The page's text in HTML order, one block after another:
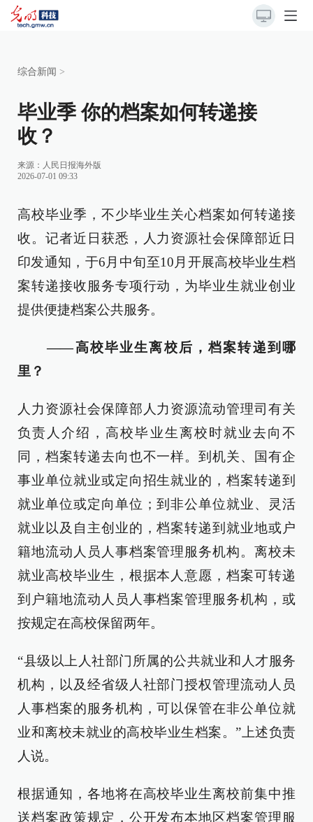
综合新闻 >
毕业季 你的档案如何转递接
收？
来源： 人民日报海外版
2026-07-01 09:33
高校毕业季，不少毕业生关心档案如何转递接
收。记者近日获悉，人力资源社会保障部近日
印发通知，于6月中旬至10月开展高校毕业生档
案转递接收服务专项行动，为毕业生就业创业
提供便捷档案公共服务。
——高校毕业生离校后，档案转递到哪
里？
人力资源社会保障部人力资源流动管理司有关
负责人介绍，高校毕业生离校时就业去向不
同，档案转递去向也不一样。到机关、国有企
事业单位就业或定向招生就业的，档案转递到
就业单位或定向单位；到非公单位就业、灵活
就业以及自主创业的，档案转递到就业地或户
籍地流动人员人事档案管理服务机构。离校未
就业高校毕业生，根据本人意愿，档案可转递
到户籍地流动人员人事档案管理服务机构，或
按规定在高校保留两年。
“县级以上人社部门所属的公共就业和人才服务
机构，以及经省级人社部门授权管理流动人员
人事档案的服务机构，可以保管在非公单位就
业和离校未就业的高校毕业生档案。”上述负责
人说。
根据通知，各地将在高校毕业生离校前集中推
送档案政策规定，公开发布本地区档案管理服